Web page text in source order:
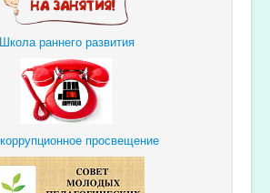
Школа раннего развития
просвещение